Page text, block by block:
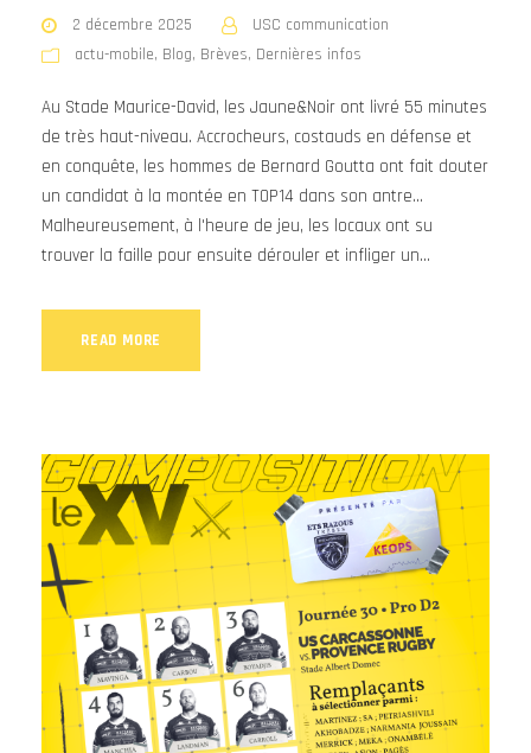
2 décembre 2025
USC communication
actu-mobile, Blog, Brèves, Dernières infos
Au Stade Maurice-David, les Jaune&Noir ont livré 55 minutes
de très haut-niveau. Accrocheurs, costauds en défense et
en conquête, les hommes de Bernard Goutta ont fait douter
un candidat à la montée en TOP14 dans son antre...
Malheureusement, à l'heure de jeu, les locaux ont su
trouver la faille pour ensuite dérouler et infliger un...
READ MORE